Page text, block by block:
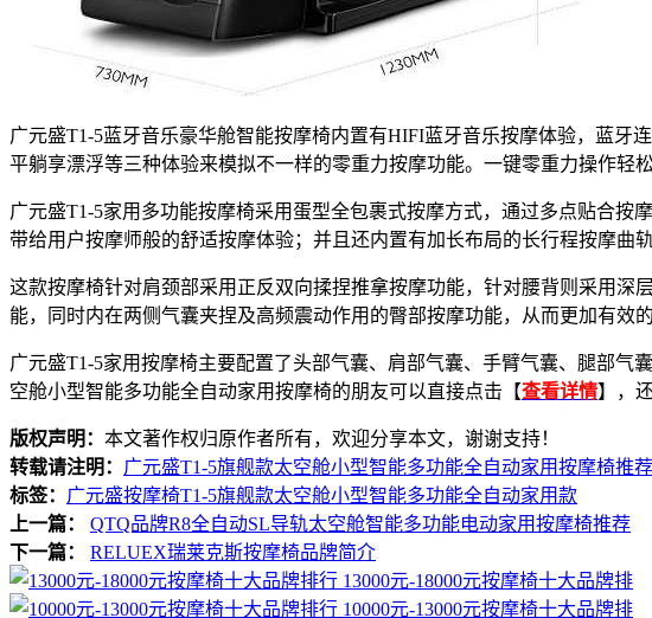
广元盛T1-5蓝牙音乐豪华舱智能按摩椅内置有HIFI蓝牙音乐按摩体验，蓝
平躺享漂浮等三种体验来模拟不一样的零重力按摩功能。一键零重力操作轻
广元盛T1-5家用多功能按摩椅采用蛋型全包裹式按摩方式，通过多点贴合按
带给用户按摩师般的舒适按摩体验；并且还内置有加长布局的长行程按摩曲
这款按摩椅针对肩颈部采用正反双向揉捏推拿按摩功能，针对腰背则采用
能，同时内在两侧气囊夹捏及高频震动作用的臀部按摩功能，从而更加有效
广元盛T1-5家用按摩椅主要配置了头部气囊、肩部气囊、手臂气囊、腿部
空舱小型智能多功能全自动家用按摩椅的朋友可以直接点击【查看详情】，
版权声明： 本文著作权归原作者所有，欢迎分享本文，谢谢支持！
转载请注明： 广元盛T1-5旗舰款太空舱小型智能多功能全自动家用按摩椅推荐
标签： 广元盛按摩椅T1-5旗舰款太空舱小型智能多功能全自动家用款
上一篇：
QTQ品牌R8全自动SL导轨太空舱智能多功能电动家用按摩椅推荐
下一篇：
RELUEX瑞莱克斯按摩椅品牌简介
13000元-18000元按摩椅十大品牌排
10000元-13000元按摩椅十大品牌排